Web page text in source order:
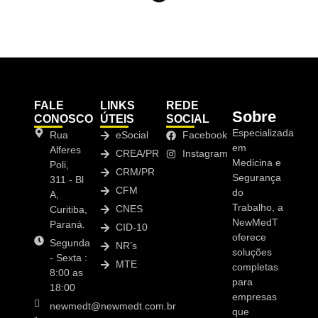
FALE
CONOSCO
Rua
Alferes
Poli,
311 - Bl
A,
Curitiba,
Paraná.
Segunda
- Sexta :
8:00 as
18:00
newmedt@newmedt.com.br
LINKS
ÚTEIS
eSocial
CREA/PR
CRM/PR
CFM
CNES
CID-10
NR’s
MTE
REDE
SOCIAL
Facebook
Instagram
Sobre
Especializada
em
Medicina e
Segurança
do
Trabalho, a
NewMedT
oferece
soluções
completas
para
empresas
que